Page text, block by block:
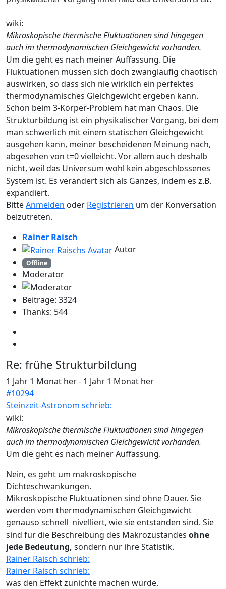
wiki:
Mikroskopische thermische Fluktuationen sind hingegen
auch im thermodynamischen Gleichgewicht vorhanden.
Um die geht es nach meiner Auffassung. Die
Fluktuationen müssen sich doch zwangläufig chaotisch
auswirken, so dass sich nie wirklich ein perfektes
thermodynamisches Gleichgewicht ergeben kann.
Schon beim 3-Körper-Problem hat man Chaos. Die
Strukturbildung ist ein physikalischer Vorgang, bei dem
man schwerlich mit einem statischen Gleichgewicht
ausgehen kann, meiner bescheidenen Meinung nach,
abgesehen von t=0 vielleicht. Vor allem auch deshalb
nicht, weil das Universum wohl kein abgeschlossenes
System ist. Es verändert sich als Ganzes, indem es z.B.
expandiert.
BitteAnmelden oder Registrieren um der Konversation
beizutreten.
Rainer Raisch
Autor
Offline
Moderator
Beiträge: 3324
Thanks: 544
Re: frühe Strukturbildung
1 Jahr 1 Monat her- 1 Jahr 1 Monat her
#10294
Steinzeit-Astronom schrieb:
wiki:
Mikroskopische thermische Fluktuationen sind hingegen
auch im thermodynamischen Gleichgewicht vorhanden.
Um die geht es nach meiner Auffassung.
Nein, es geht um makroskopische
Dichteschwankungen.
Mikroskopische Fluktuationen sind ohne Dauer. Sie
werden vom thermodynamischen Gleichgewicht
genauso schnell nivelliert, wie sie entstanden sind. Sie
sind für die Beschreibung des Makrozustandes ohne
jede Bedeutung, sondern nur ihre Statistik.
Rainer Raisch schrieb:
Rainer Raisch schrieb:
was den Effekt zunichte machen würde.